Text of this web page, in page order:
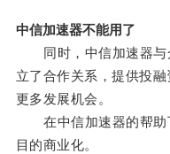
中信加速器不能用了
同时，中信加速器与
立了合作关系，提供投
更多发展机会。
在中信加速器的帮助
目的商业化。